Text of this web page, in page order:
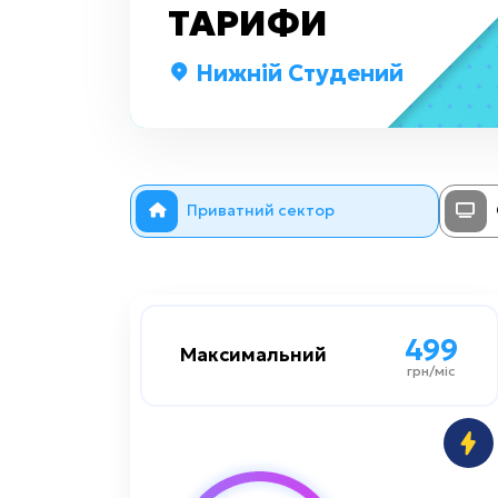
ТАРИФИ
Нижній Студений
Приватний сектор
Максимальний 499
грн/міс
Максимальний
499
Швидкість до
Преміум